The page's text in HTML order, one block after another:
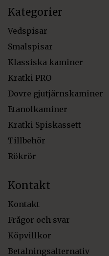
Kategorier
Vedspisar
Smalspisar
Klassiska kaminer
Kratki PRO
Dovre gjutjärnskaminer
Etanolkaminer
Kratki Spiskassett
Tillbehör
Rökrör
Kontakt
Kontakt
Frågor och svar
Köpvillkor
Betalningsalternativ